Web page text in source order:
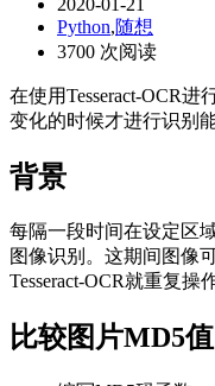
2020-01-21
Python,随想
3700 次阅读
在使用Tesseract-OCR
变化的时候才进行识别
背景
每隔一段时间在设定区
图像识别。这期间图像
Tesseract-OCR就重复操
比较图片MD5值